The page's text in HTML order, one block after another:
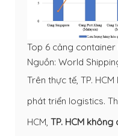
Top 6 cảng
Nguồn: World
Trên thực tế, TP.
phát triển logistics.
HCM, TP. HCM